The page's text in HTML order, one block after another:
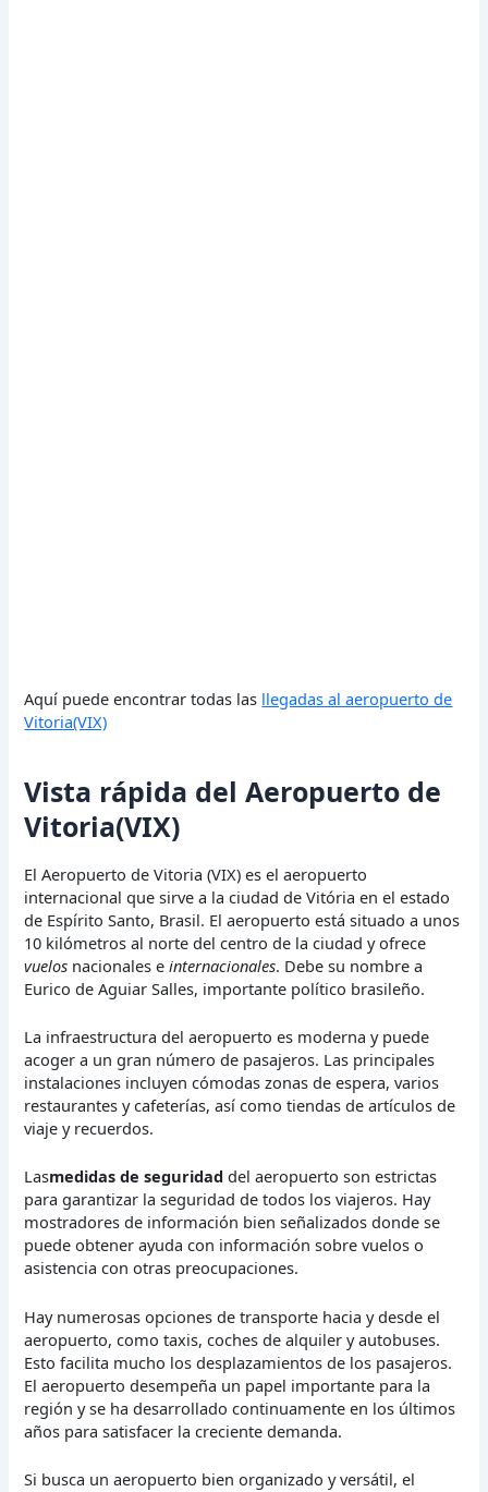
Aquí puede encontrar todas las llegadas al aeropuerto de
Vitoria(VIX)
Vista rápida del Aeropuerto de
Vitoria(VIX)
El Aeropuerto de Vitoria (VIX) es el aeropuerto
internacional que sirve a la ciudad de Vitória en el estado
de Espírito Santo, Brasil. El aeropuerto está situado a unos
10 kilómetros al norte del centro de la ciudad y ofrece
vuelos nacionales einternacionales. Debe su nombre a
Eurico de Aguiar Salles, importante político brasileño.
La infraestructura del aeropuerto es moderna y puede
acoger a un gran número de pasajeros. Las principales
instalaciones incluyen cómodas zonas de espera, varios
restaurantes y cafeterías, así como tiendas de artículos de
viaje y recuerdos.
Lasmedidas de seguridad del aeropuerto son estrictas
para garantizar la seguridad de todos los viajeros. Hay
mostradores de información bien señalizados donde se
puede obtener ayuda con información sobre vuelos o
asistencia con otras preocupaciones.
Hay numerosas opciones de transporte hacia y desde el
aeropuerto, como taxis, coches de alquiler y autobuses.
Esto facilita mucho los desplazamientos de los pasajeros.
El aeropuerto desempeña un papel importante para la
región y se ha desarrollado continuamente en los últimos
años para satisfacer la creciente demanda.
Si busca un aeropuerto bien organizado y versátil, el